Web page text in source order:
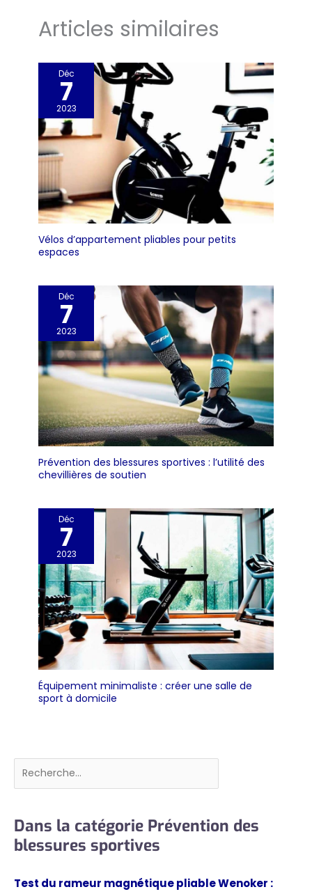
Articles similaires
Déc
7
2023
Vélos d’appartement pliables pour petits
espaces
Déc
7
2023
Prévention des blessures sportives : l’utilité des
chevillières de soutien
Déc
7
2023
Équipement minimaliste : créer une salle de
sport à domicile
Rechercher
Dans la catégorie Prévention des
blessures sportives
Test du rameur magnétique pliable Wenoker :